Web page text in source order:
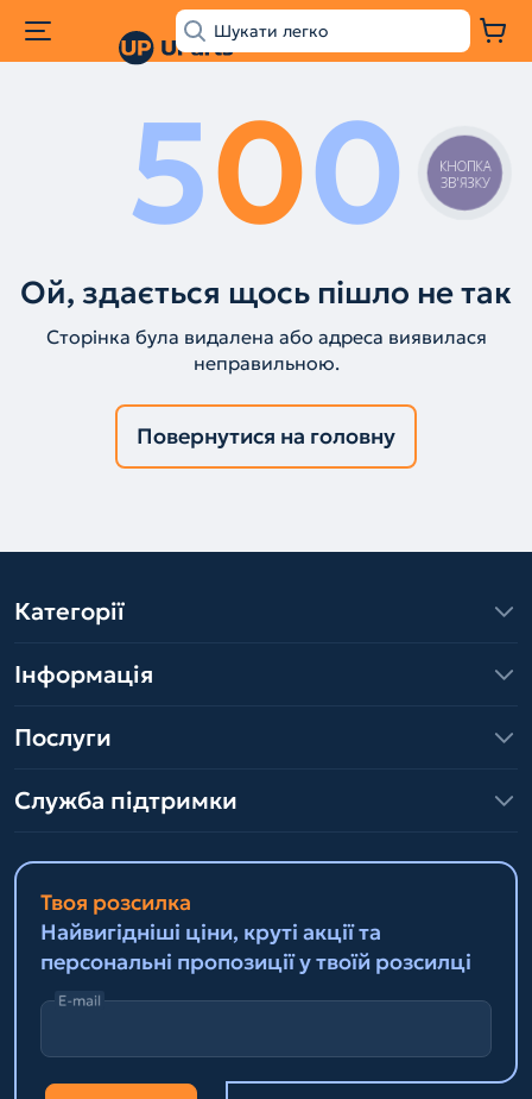
500
Ой, здається щось пішло не так
Сторінка була видалена або адреса виявилася
неправильною.
Повернутися на головну
Категорії
Інформація
Послуги
Служба підтримки
Твоя розсилка
Найвигідніші ціни, круті акції та
персональні пропозиції у твоїй розсилці
E-mail
КНОПКА
ЗВ'ЯЗКУ